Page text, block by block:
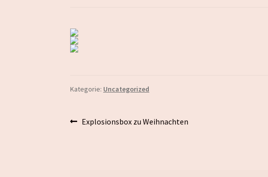
Kategorie: Uncategorized
Beitragsnavigation
Vorheriger
Explosionsbox zu Weihnachten